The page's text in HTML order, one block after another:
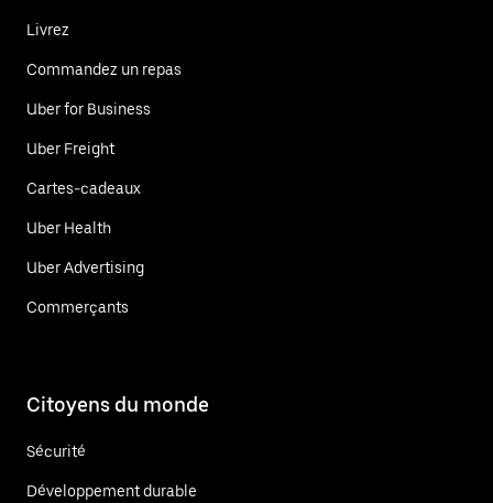
Livrez
Commandez un repas
Uber for Business
Uber Freight
Cartes-cadeaux
Uber Health
Uber Advertising
Commerçants
Citoyens du monde
Sécurité
Développement durable